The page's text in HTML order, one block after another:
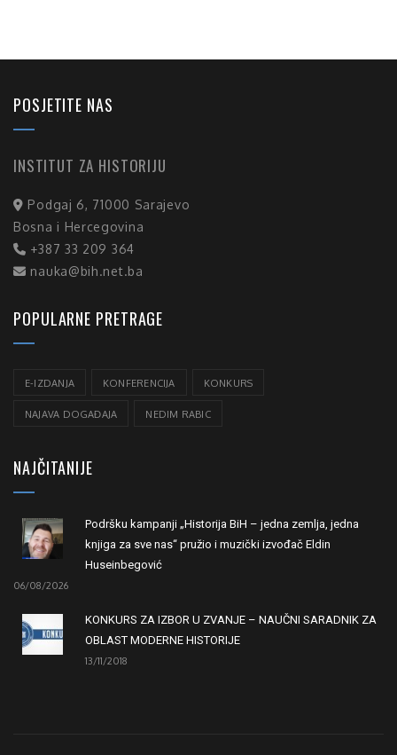
POSJETITE NAS
INSTITUT ZA HISTORIJU
Podgaj 6, 71000 Sarajevo
Bosna i Hercegovina
+387 33 209 364
nauka@bih.net.ba
POPULARNE PRETRAGE
E-IZDANJA KONFERENCIJA KONKURS
NAJAVA DOGAĐAJA NEDIM RABIC
NAJČITANIJE
Podršku kampanji „Historija BiH – jedna zemlja, jedna
knjiga za sve nas“ pružio i muzički izvođač Eldin
Huseinbegović
06/08/2026
KONKURS ZA IZBOR U ZVANJE – NAUČNI SARADNIK ZA
OBLAST MODERNE HISTORIJE
13/11/2018